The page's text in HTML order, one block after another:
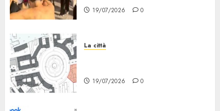
19/07/2026 0
La città
19/07/2026 0